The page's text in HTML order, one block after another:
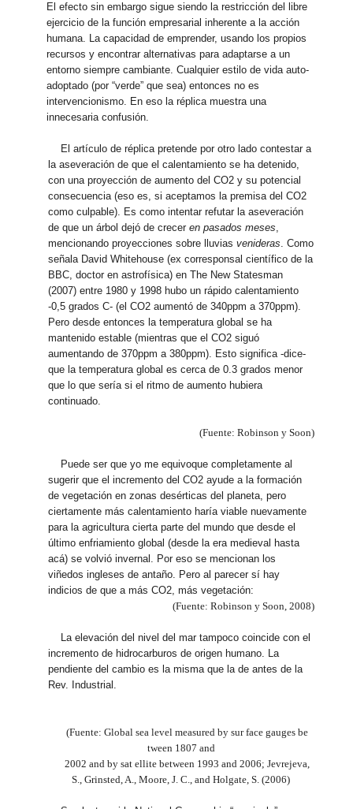
El efecto sin embargo sigue siendo la restricción del libre
ejercicio de la función empresarial inherente a la acción
humana. La capacidad de emprender, usando los propios
recursos y encontrar alternativas para adaptarse a un
entorno siempre cambiante. Cualquier estilo de vida auto-
adoptado (por “verde” que sea) entonces no es
intervencionismo. En eso la réplica muestra una
innecesaria confusión.
El artículo de réplica pretende por otro lado contestar a
la aseveración de que el calentamiento se ha detenido,
con una proyección de aumento del CO2 y su potencial
consecuencia (eso es, si aceptamos la premisa del CO2
como culpable). Es como intentar refutar la aseveración
de que un árbol dejó de creceren pasados meses,
mencionando proyecciones sobre lluviasvenideras. Como
señala David Whitehouse (ex corresponsal científico de la
BBC, doctor en astrofísica) en The New Statesman
(2007) entre 1980 y 1998 hubo un rápido calentamiento
-0,5 grados C- (el CO2 aumentó de 340ppm a 370ppm).
Pero desde entonces la temperatura global se ha
mantenido estable (mientras que el CO2 siguó
aumentando de 370ppm a 380ppm). Esto significa -dice-
que la temperatura global es cerca de 0.3 grados menor
que lo que sería si el ritmo de aumento hubiera
continuado.
(Fuente: Robinson y Soon)
Puede ser que yo me equivoque completamente al
sugerir que el incremento del CO2 ayude a la formación
de vegetación en zonas desérticas del planeta, pero
ciertamente más calentamiento haría viable nuevamente
para la agricultura cierta parte del mundo que desde el
último enfriamiento global (desde la era medieval hasta
acá) se volvió invernal. Por eso se mencionan los
viñedos ingleses de antaño. Pero al parecer sí hay
indicios de que a más CO2, más vegetación:
(Fuente: Robinson y Soon, 2008)
La elevación del nivel del mar tampoco coincide con el
incremento de hidrocarburos de origen humano. La
pendiente del cambio es la misma que la de antes de la
Rev. Industrial.
(Fuente: Global sea level measured by sur face gauges be
tween 1807 and
2002 and by sat ellite between 1993 and 2006; Jevrejeva,
S., Grinsted, A., Moore, J. C., and Holgate, S. (2006)